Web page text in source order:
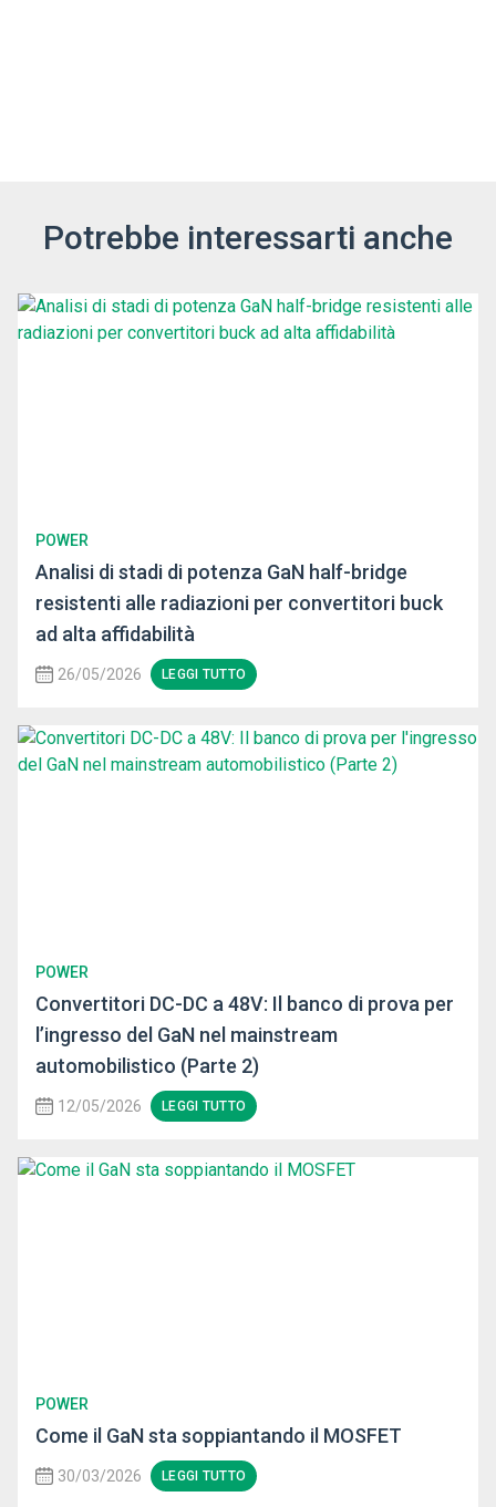
Potrebbe interessarti anche
POWER
Analisi di stadi di potenza GaN half-bridge
resistenti alle radiazioni per convertitori buck
ad alta affidabilità
26/05/2026 LEGGI TUTTO
POWER
Convertitori DC-DC a 48V: Il banco di prova per
l’ingresso del GaN nel mainstream
automobilistico (Parte 2)
12/05/2026 LEGGI TUTTO
POWER
Come il GaN sta soppiantando il MOSFET
30/03/2026 LEGGI TUTTO